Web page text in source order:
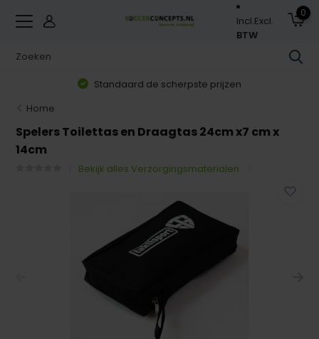
Incl.Excl.
BTW
0
Standaard de scherpste prijzen
Home
Spelers Toilettas en Draagtas 24cm x7 cm x
14cm
Bekijk alles Verzorgingsmaterialen